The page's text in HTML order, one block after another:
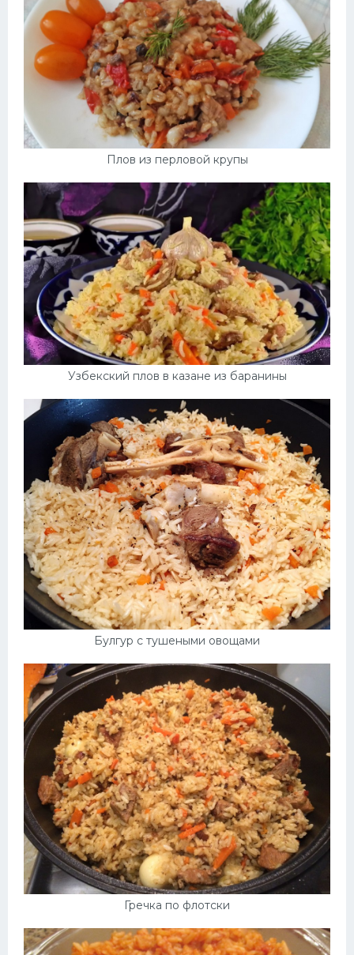
Плов из перловой крупы
Узбекский плов в казане из баранины
Булгур с тушеными овощами
Гречка по флотски